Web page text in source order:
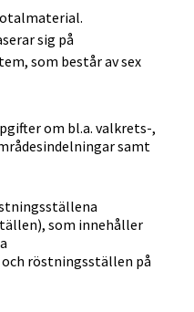
sig på
som består av sex
om bl.a. valkrets-,
samt
som innehåller
röstningsställen på